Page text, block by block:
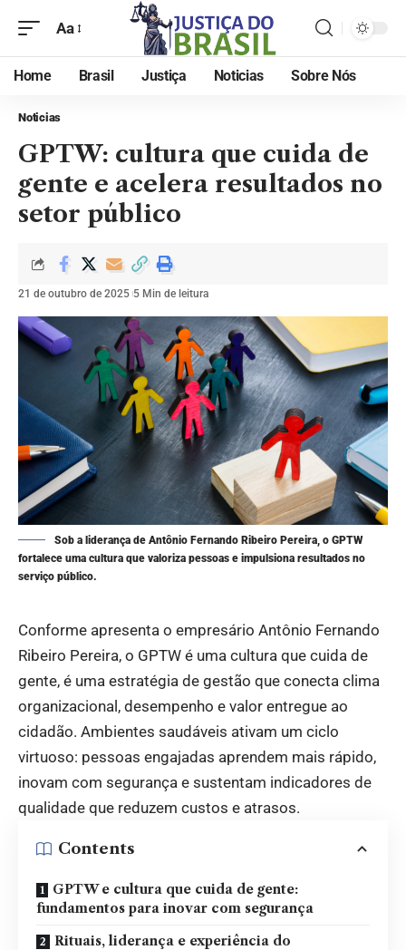
Aa
Home Brasil Justiça Noticias Sobre Nós
Noticias
GPTW: cultura que cuida de
gente e acelera resultados no
setor público
21 de outubro de 2025 5 Min de leitura
Sob a liderança de Antônio Fernando Ribeiro Pereira, o GPTW
fortalece uma cultura que valoriza pessoas e impulsiona resultados no
serviço público.
Conforme apresenta o empresário Antônio Fernando
Ribeiro Pereira, o GPTW é uma cultura que cuida de
gente, é uma estratégia de gestão que conecta clima
organizacional, desempenho e valor entregue ao
cidadão. Ambientes saudáveis ativam um ciclo
virtuoso: pessoas engajadas aprendem mais rápido,
inovam com segurança e sustentam indicadores de
qualidade que reduzem custos e atrasos.
Contents
GPTW e cultura que cuida de gente:
fundamentos para inovar com segurança
Rituais, liderança e experiência do